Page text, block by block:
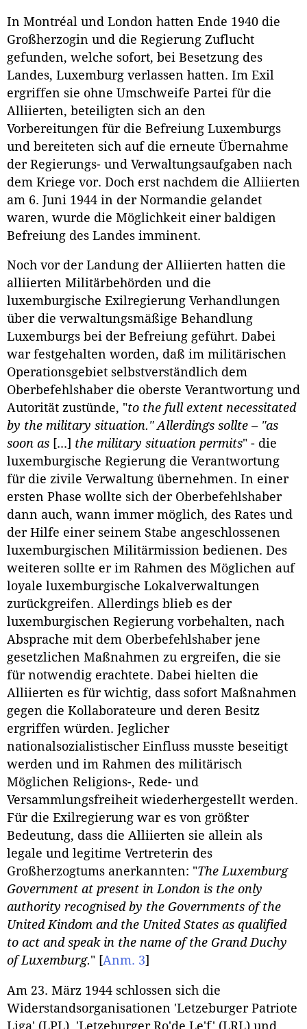
In Montréal und London hatten Ende 1940 die
Großherzogin und die Regierung Zuflucht
gefunden, welche sofort, bei Besetzung des
Landes, Luxemburg verlassen hatten. Im Exil
ergriffen sie ohne Umschweife Partei für die
Alliierten, beteiligten sich an den
Vorbereitungen für die Befreiung Luxemburgs
und bereiteten sich auf die erneute Übernahme
der Regierungs- und Verwaltungsaufgaben nach
dem Kriege vor. Doch erst nachdem die Alliierten
am 6. Juni 1944 in der Normandie gelandet
waren, wurde die Möglichkeit einer baldigen
Befreiung des Landes imminent.
Noch vor der Landung der Alliierten hatten die
alliierten Militärbehörden und die
luxemburgische Exilregierung Verhandlungen
über die verwaltungsmäßige Behandlung
Luxemburgs bei der Befreiung geführt. Dabei
war festgehalten worden, daß im militärischen
Operationsgebiet selbstverständlich dem
Oberbefehlshaber die oberste Verantwortung und
Autorität zustünde, "to the full extent necessitated
by the military situation." Allerdings sollte – "as
soon as [...] the military situation permits" - die
luxemburgische Regierung die Verantwortung
für die zivile Verwaltung übernehmen. In einer
ersten Phase wollte sich der Oberbefehlshaber
dann auch, wann immer möglich, des Rates und
der Hilfe einer seinem Stabe angeschlossenen
luxemburgischen Militärmission bedienen. Des
weiteren sollte er im Rahmen des Möglichen auf
loyale luxemburgische Lokalverwaltungen
zurückgreifen. Allerdings blieb es der
luxemburgischen Regierung vorbehalten, nach
Absprache mit dem Oberbefehlshaber jene
gesetzlichen Maßnahmen zu ergreifen, die sie
für notwendig erachtete. Dabei hielten die
Alliierten es für wichtig, dass sofort Maßnahmen
gegen die Kollaborateure und deren Besitz
ergriffen würden. Jeglicher
nationalsozialistischer Einfluss musste beseitigt
werden und im Rahmen des militärisch
Möglichen Religions-, Rede- und
Versammlungsfreiheit wiederhergestellt werden.
Für die Exilregierung war es von größter
Bedeutung, dass die Alliierten sie allein als
legale und legitime Vertreterin des
Großherzogtums anerkannten: "The Luxemburg
Government at present in London is the only
authority recognised by the Governments of the
United Kindom and the United States as qualified
to act and speak in the name of the Grand Duchy
of Luxemburg." [Anm. 3]
Am 23. März 1944 schlossen sich die
Widerstandsorganisationen 'Letzeburger Patriote